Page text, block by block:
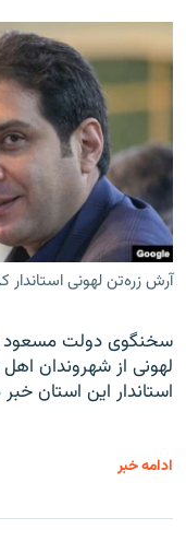
آرش زره‌تن لهونی استاندار
سخنگوی دولت مسعود
لهونی از شهروندان
استاندار این استان
ادامه خبر